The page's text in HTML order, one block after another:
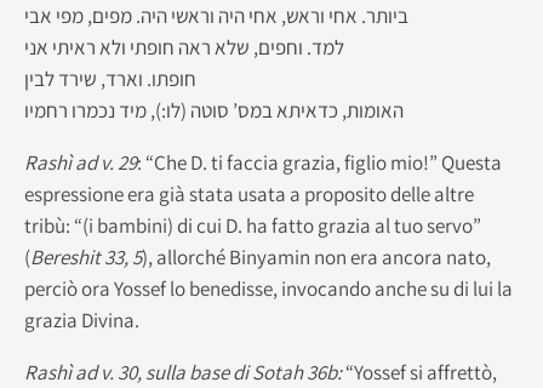
ביותר. אחי וראש, אחי היה וראשי היה. מפים, מפי אבי
למד. וחפים, שלא ראה חופתי ולא ראיתי אני
חופתו. וארד, שירד לבין
האומות, כדאיתא במס’ סוטה (לו:), מיד נכמרו רחמיו
Rashì ad v. 29: “Che D. ti faccia grazia, figlio mio!” Questa
espressione era già stata usata a proposito delle altre
tribù: “(i bambini) di cui D. ha fatto grazia al tuo servo”
(Bereshit 33, 5), allorché Binyamin non era ancora nato,
perciò ora Yossef lo benedisse, invocando anche su di lui la
grazia Divina.
Rashì ad v. 30, sulla base di Sotah 36b:“Yossef si affrettò,